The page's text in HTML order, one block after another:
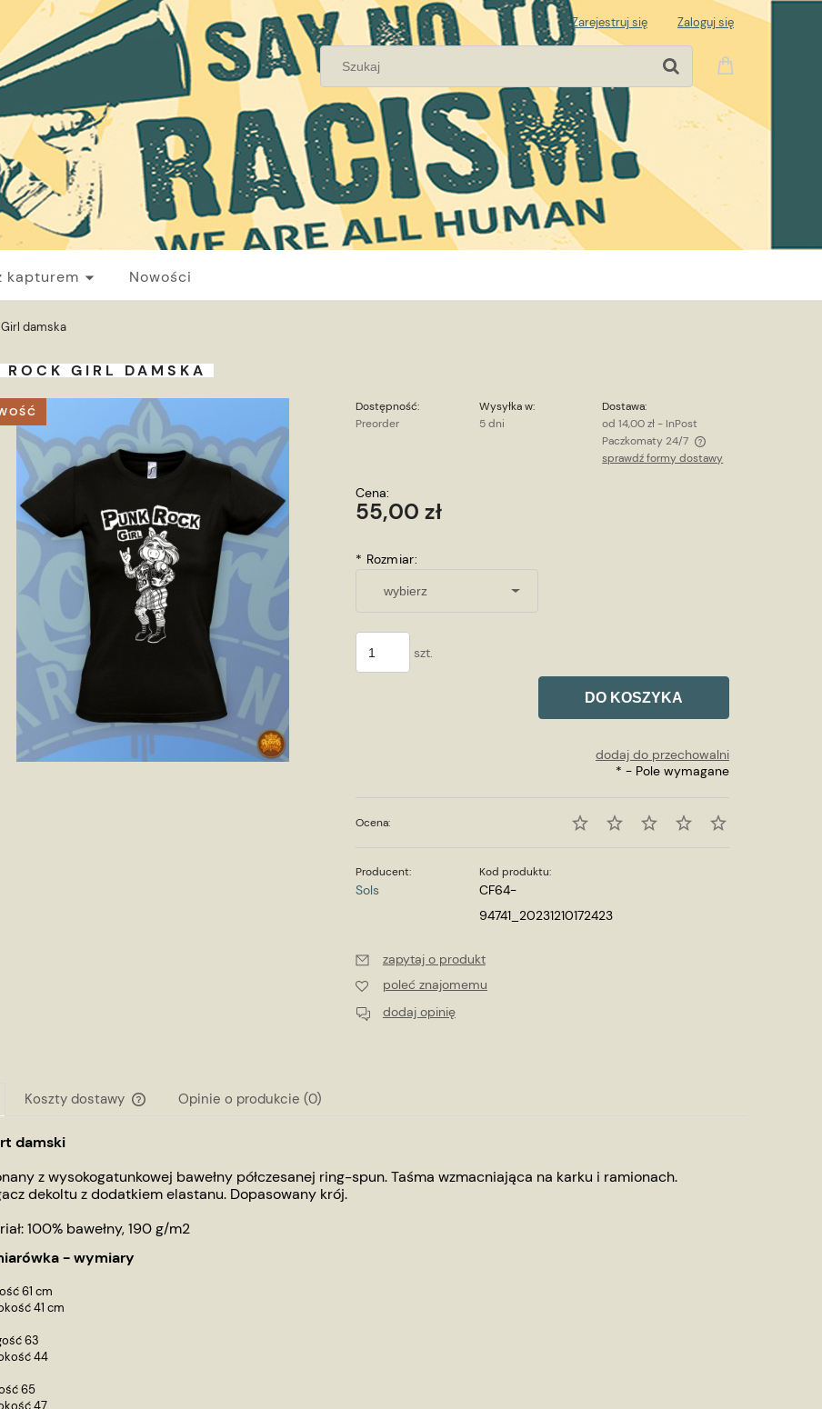
Zarejestruj się Zaloguj się
kapturem Nowości
damska
ROCK GIRL DAMSKA
Dostępność:
Preorder
Wysyłka w:
5 dni
Dostawa:
od 14,00 zł - InPost
Paczkomaty 24/7
sprawdź formy dostawy
Cena:
55,00 zł
* Rozmiar:
szt.
DO KOSZYKA
dodaj do przechowalni
* - Pole wymagane
Ocena:
Producent:
Sols
Kod produktu:
CF64-
94741_20231210172423
zapytaj o produkt
poleć znajomemu
dodaj opinię
Koszty dostawy Opinie o produkcie (0)
damski
z wysokogatunkowej bawełny półczesanej ring-spun. Taśma wzmacniająca na karku i ramionach.
dekoltu z dodatkiem elastanu. Dopasowany krój.
100% bawełny, 190 g/m2
- wymiary
61 cm
41 cm
63
44
65
47